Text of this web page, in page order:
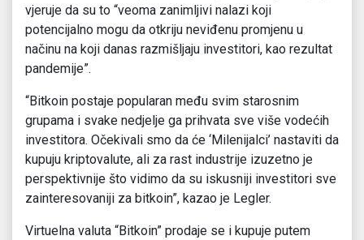
vjeruje da su to “veoma zanimljivi nalazi koji
potencijalno mogu da otkriju neviđenu promjenu u
načinu na koji danas razmišljaju investitori, kao rezultat
pandemije”.
“Bitkoin postaje popularan među svim starosnim
grupama i svake nedjelje ga prihvata sve više vodećih
investitora. Očekivali smo da će ‘Milenijalci’ nastaviti da
kupuju kriptovalute, ali za rast industrije izuzetno je
perspektivnije što vidimo da su iskusniji investitori sve
zainteresovaniji za bitkoin”, kazao je Legler.
Virtuelna valuta “Bitkoin” prodaje se i kupuje putem